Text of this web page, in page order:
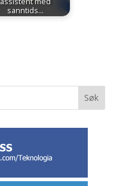
sanntids…